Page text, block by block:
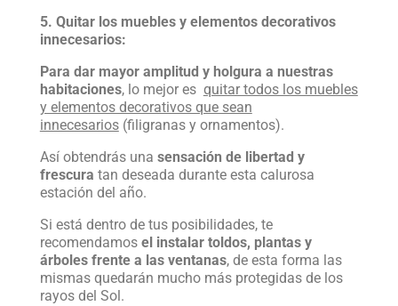
5. Quitar los muebles y elementos decorativos
innecesarios:
Para dar mayor amplitud y holgura a nuestras
habitaciones, lo mejor es quitar todos los muebles
y elementos decorativos que sean
innecesarios(filigranas y ornamentos).
Así obtendrás una sensación de libertad y
frescura tan deseada durante esta calurosa
estación del año.
Si está dentro de tus posibilidades, te
recomendamosel instalar toldos, plantas y
árboles frente a las ventanas, de esta forma las
mismas quedarán mucho más protegidas de los
rayos del Sol.